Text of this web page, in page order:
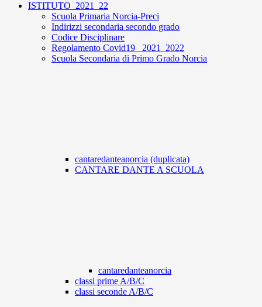
ISTITUTO_2021_22
Scuola Primaria Norcia-Preci
Indirizzi secondaria secondo grado
Codice Disciplinare
Regolamento Covid19_ 2021_2022
Scuola Secondaria di Primo Grado Norcia
cantaredanteanorcia (duplicata)
CANTARE DANTE A SCUOLA
cantaredanteanorcia
classi prime A/B/C
classi seconde A/B/C